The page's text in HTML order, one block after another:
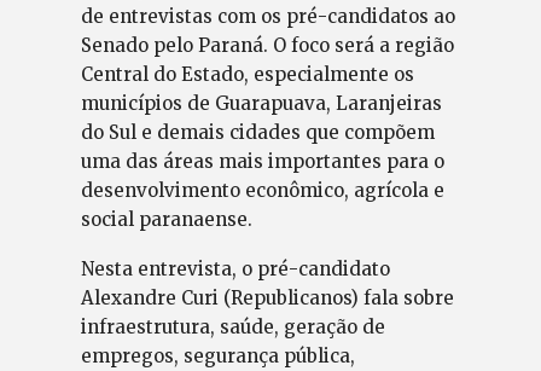
de entrevistas com os pré-candidatos ao
Senado pelo Paraná. O foco será a região
Central do Estado, especialmente os
municípios de Guarapuava, Laranjeiras
do Sul e demais cidades que compõem
uma das áreas mais importantes para o
desenvolvimento econômico, agrícola e
social paranaense.
Nesta entrevista, o pré-candidato
Alexandre Curi (Republicanos) fala sobre
infraestrutura, saúde, geração de
empregos, segurança pública,